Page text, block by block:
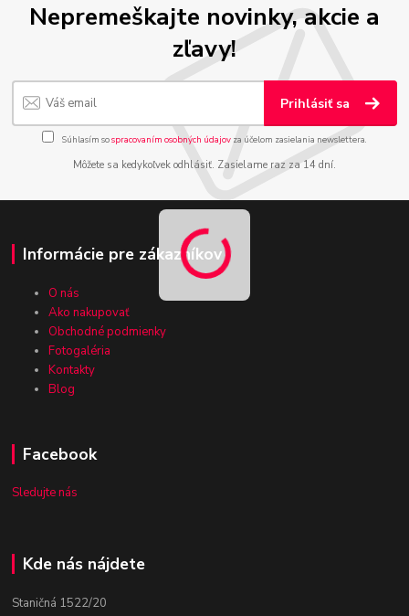
Nepremeškajte novinky, akcie a
zľavy!
Prihlásiť sa
Súhlasím sospracovaním osobných údajov za účelom zasielania newslettera.
Môžete sa kedykoľvek odhlásiť. Zasielame raz za 14 dní.
Informácie pre zákazníkov
O nás
Ako nakupovať
Obchodné podmienky
Fotogaléria
Kontakty
Blog
Facebook
Sledujte nás
Kde nás nájdete
Staničná 1522/20